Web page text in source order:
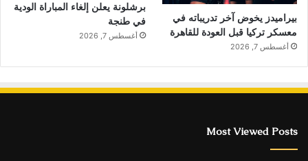
بيراميدز يخوض آخر تدريباته في
معسكر تركيا قبل العودة للقاهرة
أغسطس 7, 2026
برشلونة يعلن إلغاء المباراة الودية
في طنجة
أغسطس 7, 2026
Most Viewed Posts